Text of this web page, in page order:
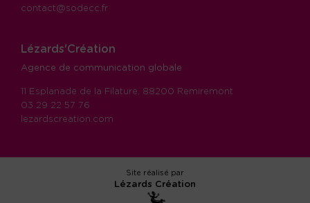
contact@sodecc.fr
Lézards'Création
Agence de communication globale
11 Esplanade de la Filature, 88200 Remiremont
03 29 22 57 76
lezardscreation.com
Site réalisé par
Lézards Création